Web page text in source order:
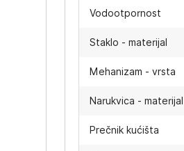
Vodootpornost
Staklo - materijal
Mehanizam - vrsta
Narukvica - materijal
Prečnik kućišta